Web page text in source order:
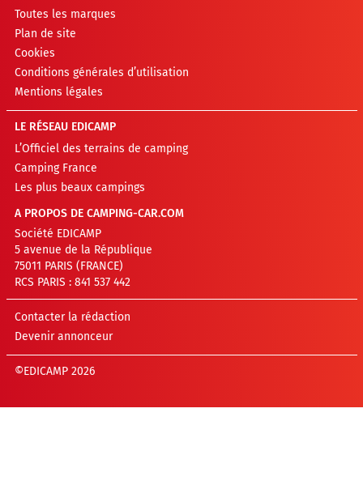
Toutes les marques
Plan de site
Cookies
Conditions générales d’utilisation
Mentions légales
LE RÉSEAU EDICAMP
L’Officiel des terrains de camping
Camping France
Les plus beaux campings
A PROPOS DE CAMPING-CAR.COM
Société EDICAMP
5 avenue de la République
75011 PARIS (FRANCE)
RCS PARIS : 841 537 442
Contacter la rédaction
Devenir annonceur
©EDICAMP 2026